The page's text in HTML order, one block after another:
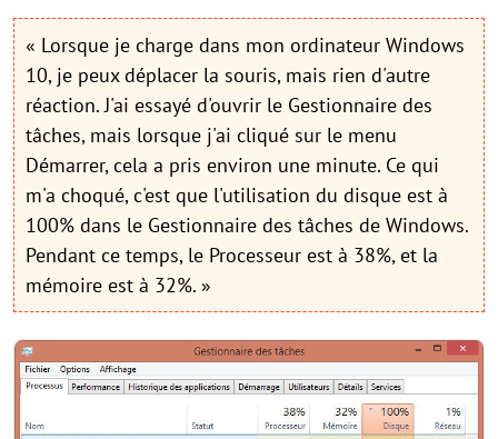
« Lorsque je charge dans mon ordinateur Windows
10, je peux déplacer la souris, mais rien d'autre
réaction. J'ai essayé d'ouvrir le Gestionnaire des
tâches, mais lorsque j'ai cliqué sur le menu
Démarrer, cela a pris environ une minute. Ce qui
m'a choqué, c'est que l'utilisation du disque est à
100% dans le Gestionnaire des tâches de Windows.
Pendant ce temps, le Processeur est à 38%, et la
mémoire est à 32%. »